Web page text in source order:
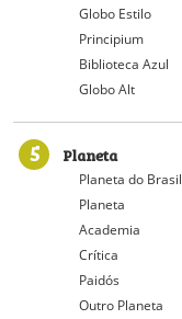
Globo Estilo
Principium
Biblioteca Azul
Globo Alt
5 Planeta
Planeta do Brasil
Planeta
Academia
Crítica
Paidós
Outro Planeta